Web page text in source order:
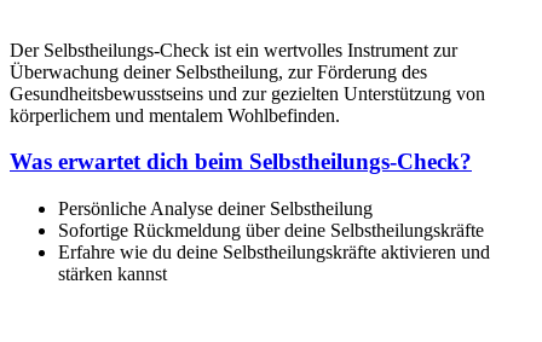
Der Selbstheilungs-Check ist ein wertvolles Instrument zur
Überwachung deiner Selbstheilung, zur Förderung des
Gesundheitsbewusstseins und zur gezielten Unterstützung von
körperlichem und mentalem Wohlbefinden.
Was erwartet dich beim Selbstheilungs-Check?
Persönliche Analyse deiner Selbstheilung
Sofortige Rückmeldung über deine Selbstheilungskräfte
Erfahre wie du deine Selbstheilungskräfte aktivieren und
stärken kannst